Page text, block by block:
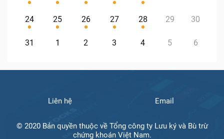
24 25 26 27 28 29 30
31 1 2 3 4 5 6
Liên hệ Email
© 2020 Bản quyền thuộc về Tổng công ty Lưu ký và Bù trừ
chứng khoán Việt Nam.